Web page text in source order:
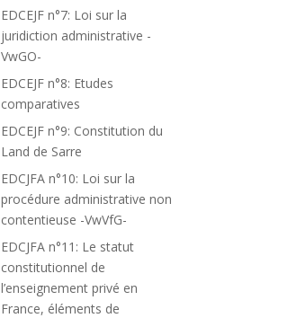
EDCEJF n°7: Loi sur la
juridiction administrative -
VwGO-
EDCEJF n°8: Etudes
comparatives
EDCEJF n°9: Constitution du
Land de Sarre
EDCJFA n°10: Loi sur la
procédure administrative non
contentieuse -VwVfG-
EDCJFA n°11: Le statut
constitutionnel de
l’enseignement privé en
France, éléments de